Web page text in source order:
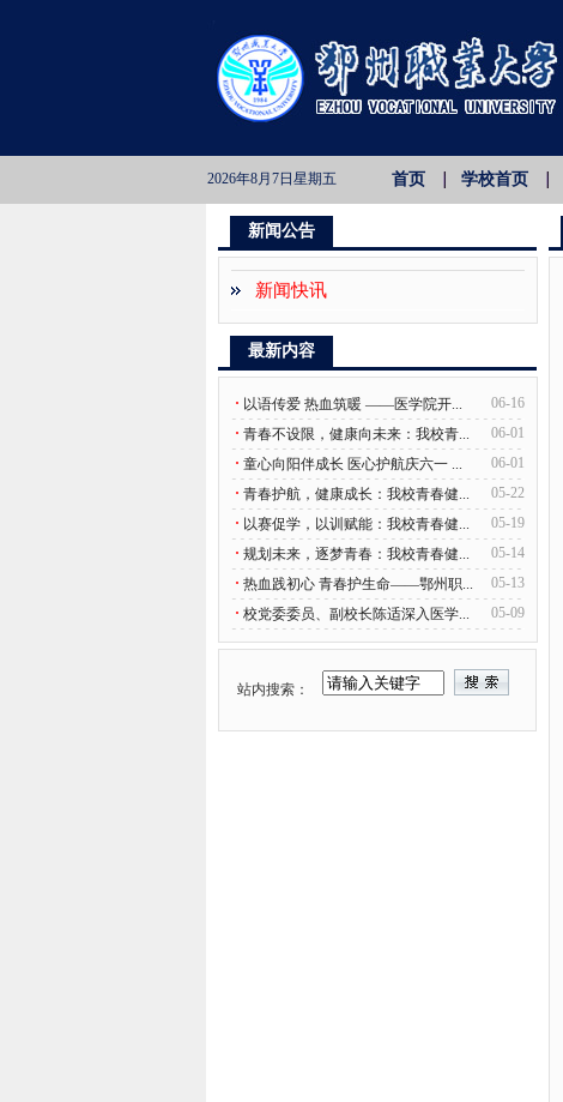
2026年8月7日星期五 首页 学校首页
新闻公告
新闻快讯
最新内容
· 以语传爱 热血筑暖 ——医学院开...
06-16
· 青春不设限，健康向未来：我校青...
06-01
· 童心向阳伴成长 医心护航庆六一 ...
06-01
· 青春护航，健康成长：我校青春健...
05-22
· 以赛促学，以训赋能：我校青春健...
05-19
· 规划未来，逐梦青春：我校青春健...
05-14
· 热血践初心 青春护生命——鄂州职...
05-13
· 校党委委员、副校长陈适深入医学... 05-09
站内搜索：